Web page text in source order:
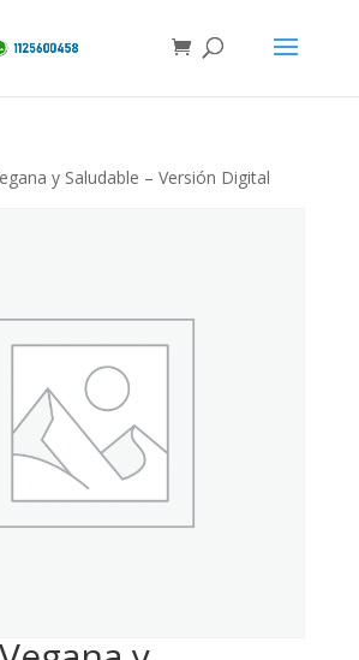
y Saludable – Versión Digital